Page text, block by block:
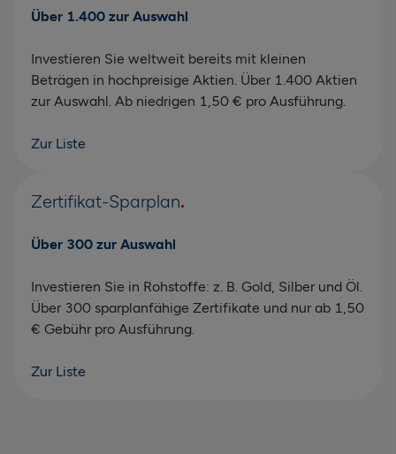
Über 1.400 zur Auswahl
Investieren Sie weltweit bereits mit kleinen
Beträgen in hochpreisige Aktien. Über 1.400 Aktien
zur Auswahl. Ab niedrigen 1,50 € pro Ausführung.
Zur Liste
Zertifikat-Sparplan
Über 300 zur Auswahl
Investieren Sie in Rohstoffe: z. B. Gold, Silber und Öl.
Über 300 sparplanfähige Zertifikate und nur ab 1,50
€ Gebühr pro Ausführung.
Zur Liste